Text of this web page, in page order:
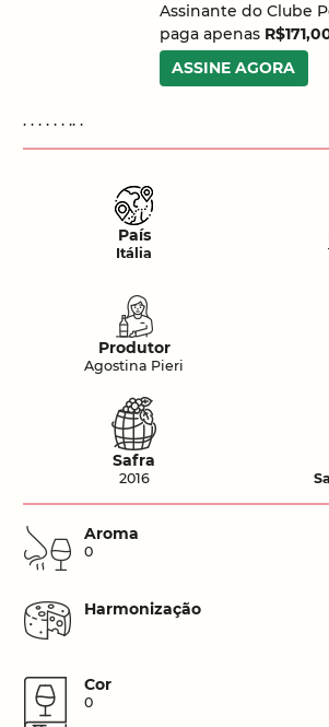
Assinante do Clube
paga apenas
ASSINE AGORA
. . . . . . .. .
País
Itália
Produtor
Agostina Pieri
Safra
2016
Aroma
0
Harmonização
Cor
0